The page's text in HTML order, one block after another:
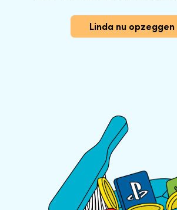
Linda nu opzeggen